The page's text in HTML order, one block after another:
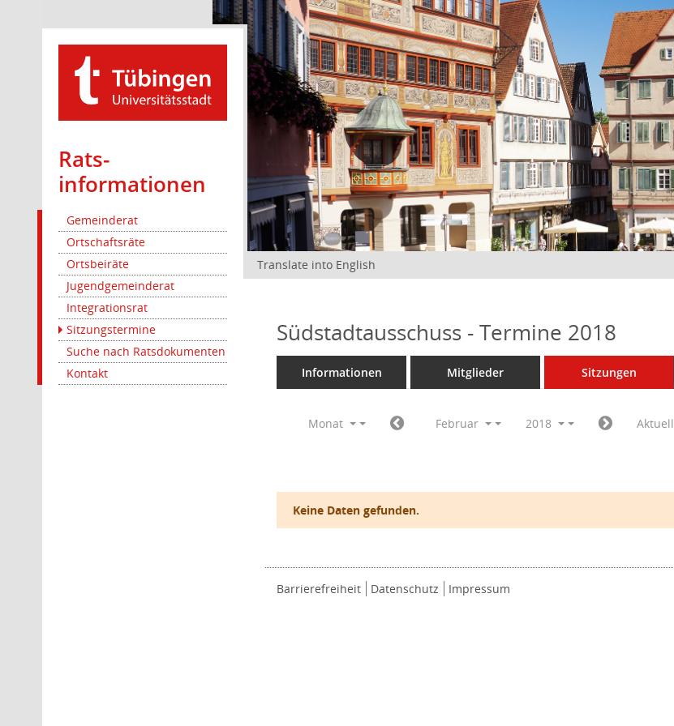
Rats­
informationen
Gemeinderat
Ortschaftsräte
Ortsbeiräte
Jugendgemeinderat
Integrationsrat
Sitzungstermine
Suche nach Ratsdokumenten
Kontakt
Translate into English
Südstadtausschuss - Termine 2018
Informationen Mitglieder Sitzungen
Monat Februar 2018 Aktuell
Keine Daten gefunden.
Barrierefreiheit Datenschutz Impressum